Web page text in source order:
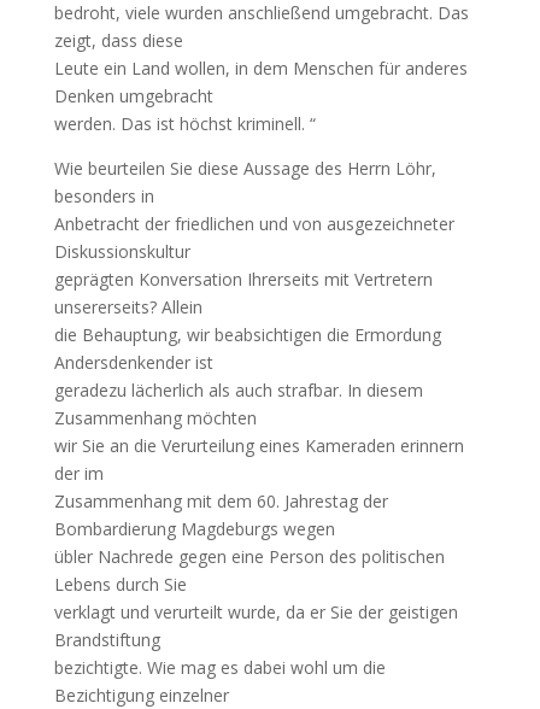
bedroht, viele wurden anschließend umgebracht. Das
zeigt, dass diese
Leute ein Land wollen, in dem Menschen für anderes
Denken umgebracht
werden. Das ist höchst kriminell. “
Wie beurteilen Sie diese Aussage des Herrn Löhr,
besonders in
Anbetracht der friedlichen und von ausgezeichneter
Diskussionskultur
geprägten Konversation Ihrerseits mit Vertretern
unsererseits? Allein
die Behauptung, wir beabsichtigen die Ermordung
Andersdenkender ist
geradezu lächerlich als auch strafbar. In diesem
Zusammenhang möchten
wir Sie an die Verurteilung eines Kameraden erinnern
der im
Zusammenhang mit dem 60. Jahrestag der
Bombardierung Magdeburgs wegen
übler Nachrede gegen eine Person des politischen
Lebens durch Sie
verklagt und verurteilt wurde, da er Sie der geistigen
Brandstiftung
bezichtigte. Wie mag es dabei wohl um die
Bezichtigung einzelner